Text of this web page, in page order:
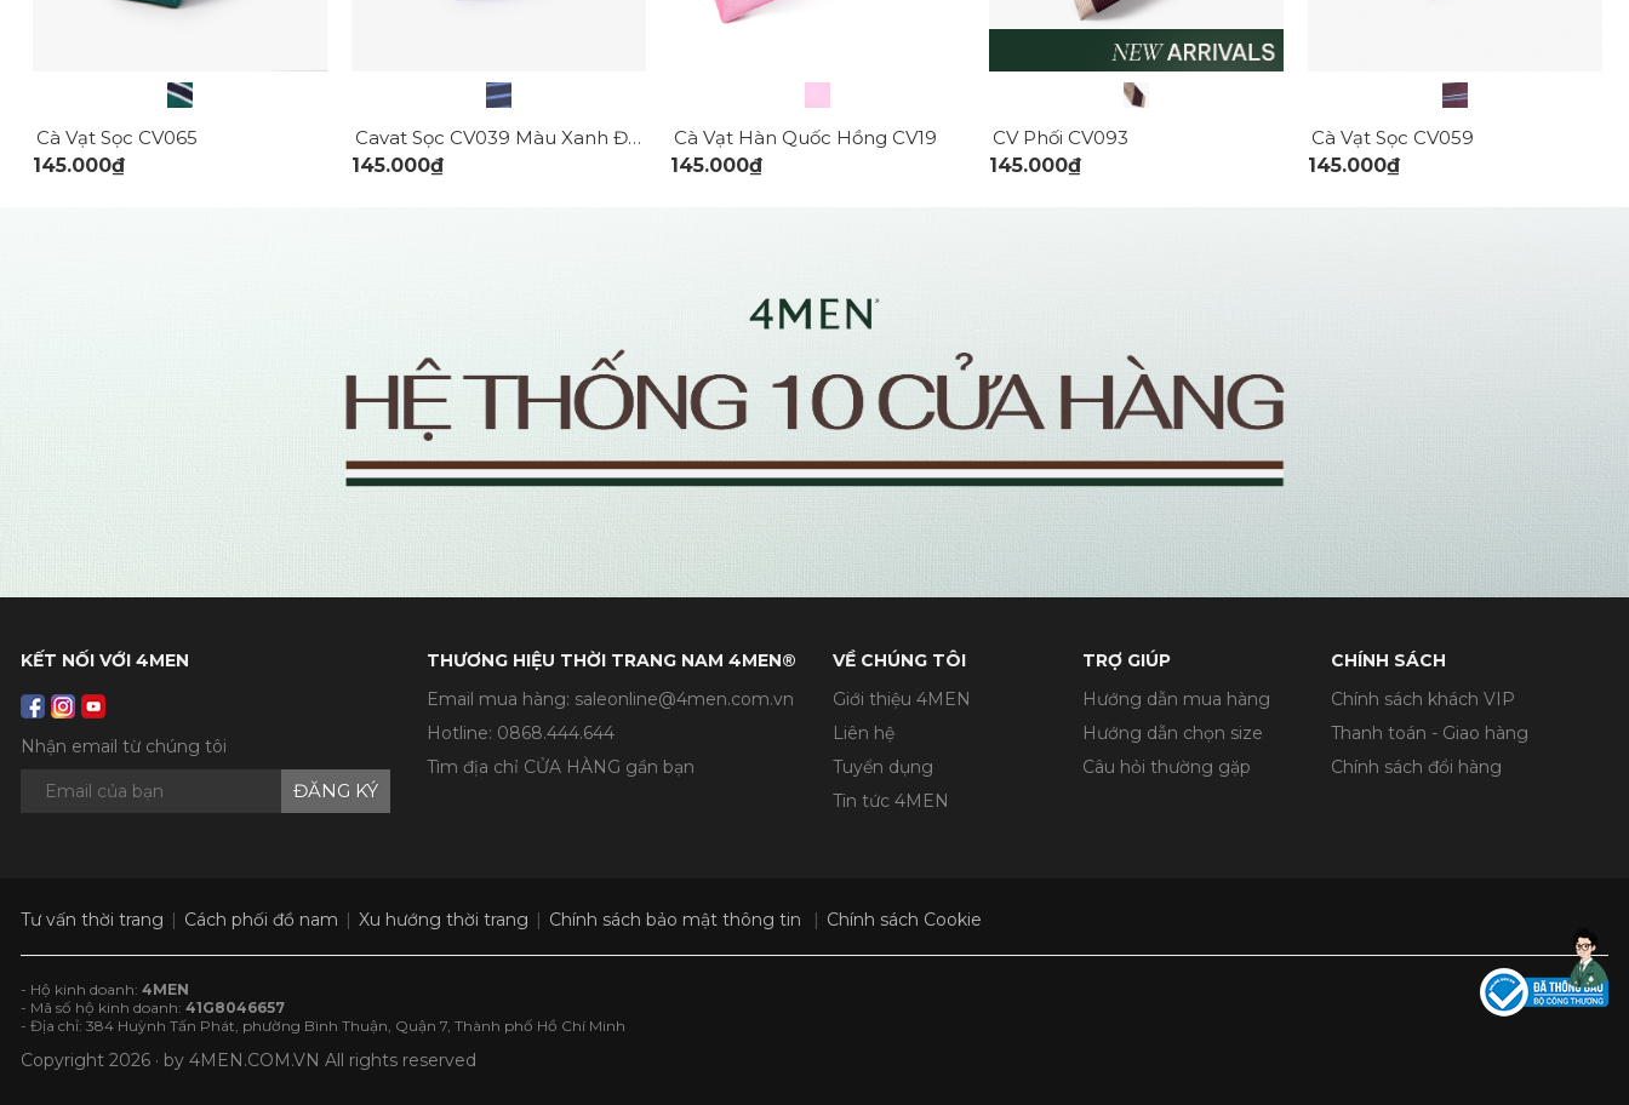
Cà Vạt Sọc CV065
145.000₫
Cavat Sọc CV039 Màu Xanh Đen
145.000₫
Cà Vạt Hàn Quốc Hồng CV19
145.000₫
CV Phối CV093
145.000₫
Cà Vạt Sọc CV059
145.000₫
KẾT NỐI VỚI 4MEN
Nhận email từ chúng tôi
ĐĂNG KÝ
THƯƠNG HIỆU THỜI TRANG NAM 4MEN®
Email mua hàng: saleonline@4men.com.vn
Hotline: 0868.444.644
Tìm địa chỉ CỬA HÀNG gần bạn
VỀ CHÚNG TÔI
Giới thiệu 4MEN
Liên hệ
Tuyển dụng
Tin tức 4MEN
TRỢ GIÚP
Hướng dẫn mua hàng
Hướng dẫn chọn size
Câu hỏi thường gặp
CHÍNH SÁCH
Chính sách khách VIP
Thanh toán - Giao hàng
Chính sách đổi hàng
Tư vấn thời trang Cách phối đồ nam Xu hướng thời trang Chính sách bảo mật thông tin Chính sách Cookie
- Hộ kinh doanh: 4MEN
- Mã số hộ kinh doanh: 41G8046657
- Địa chỉ: 384 Huỳnh Tấn Phát, phường Bình Thuận, Quận 7, Thành phố Hồ Chí Minh
Copyright 2026 · by 4MEN.COM.VN All rights reserved